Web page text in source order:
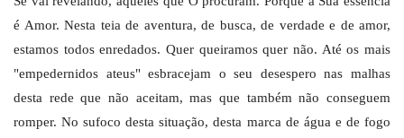
é Amor. Nesta teia de aventura, de busca, de verdade e de amor,
estamos todos enredados. Quer queiramos quer não. Até os mais
"empedernidos ateus" esbracejam o seu desespero nas malhas
desta rede que não aceitam, mas que também não conseguem
romper. No sufoco desta situação, desta marca de água e de fogo